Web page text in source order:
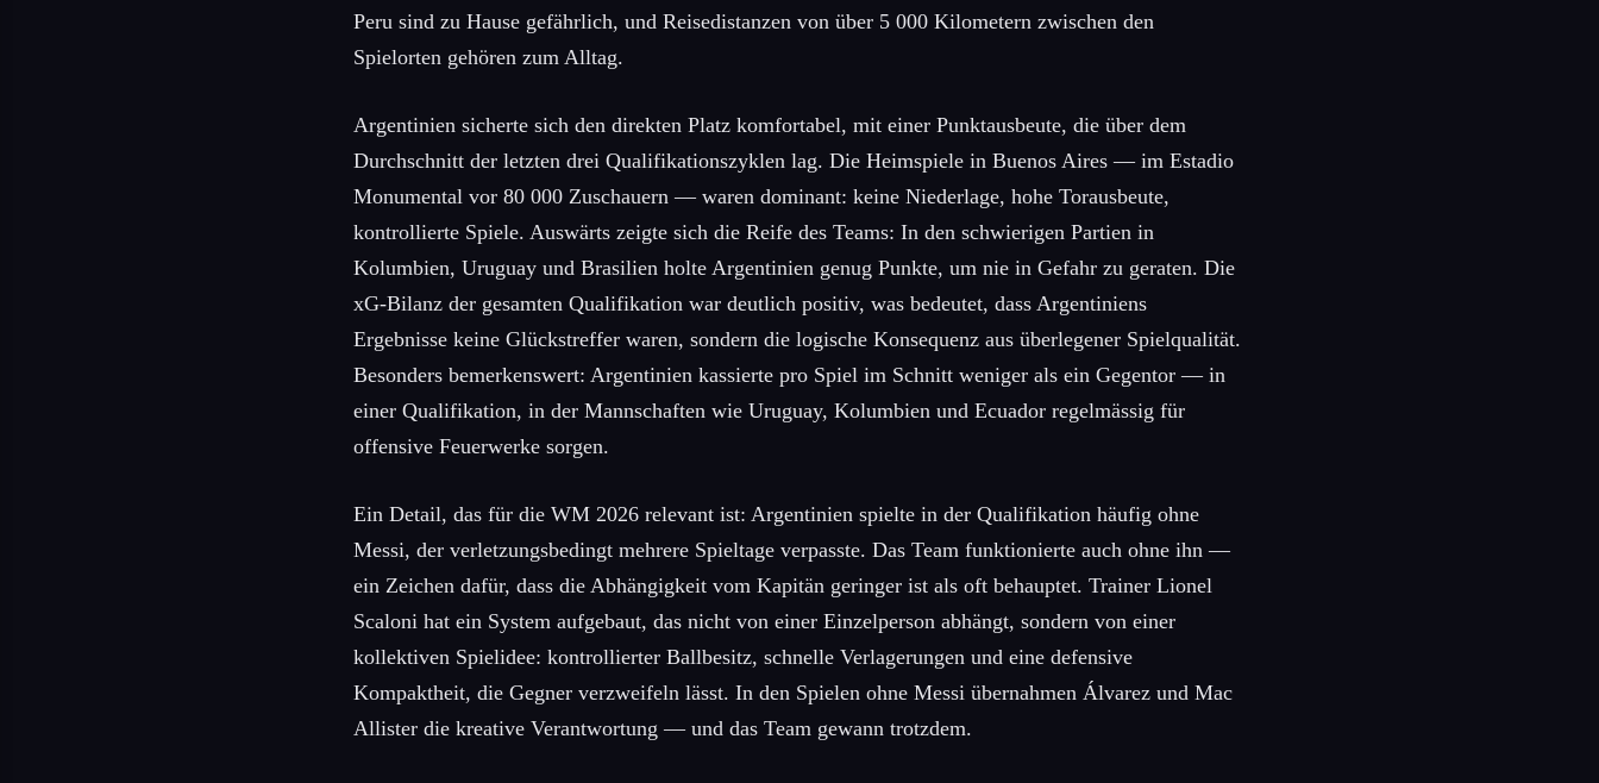
Peru sind zu Hause gefährlich, und Reisedistanzen von über 5 000 Kilometern zwischen den
Spielorten gehören zum Alltag.
Argentinien sicherte sich den direkten Platz komfortabel, mit einer Punktausbeute, die über dem
Durchschnitt der letzten drei Qualifikationszyklen lag. Die Heimspiele in Buenos Aires — im Estadio
Monumental vor 80 000 Zuschauern — waren dominant: keine Niederlage, hohe Torausbeute,
kontrollierte Spiele. Auswärts zeigte sich die Reife des Teams: In den schwierigen Partien in
Kolumbien, Uruguay und Brasilien holte Argentinien genug Punkte, um nie in Gefahr zu geraten. Die
xG-Bilanz der gesamten Qualifikation war deutlich positiv, was bedeutet, dass Argentiniens
Ergebnisse keine Glückstreffer waren, sondern die logische Konsequenz aus überlegener Spielqualität.
Besonders bemerkenswert: Argentinien kassierte pro Spiel im Schnitt weniger als ein Gegentor — in
einer Qualifikation, in der Mannschaften wie Uruguay, Kolumbien und Ecuador regelmässig für
offensive Feuerwerke sorgen.
Ein Detail, das für die WM 2026 relevant ist: Argentinien spielte in der Qualifikation häufig ohne
Messi, der verletzungsbedingt mehrere Spieltage verpasste. Das Team funktionierte auch ohne ihn —
ein Zeichen dafür, dass die Abhängigkeit vom Kapitän geringer ist als oft behauptet. Trainer Lionel
Scaloni hat ein System aufgebaut, das nicht von einer Einzelperson abhängt, sondern von einer
kollektiven Spielidee: kontrollierter Ballbesitz, schnelle Verlagerungen und eine defensive
Kompaktheit, die Gegner verzweifeln lässt. In den Spielen ohne Messi übernahmen Álvarez und Mac
Allister die kreative Verantwortung — und das Team gewann trotzdem.